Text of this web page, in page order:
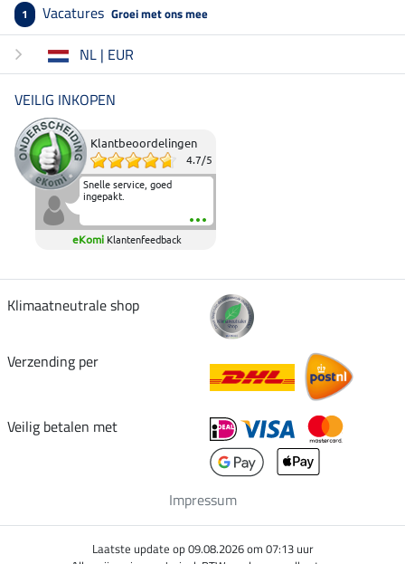
1 Vacatures Groei met ons mee
NL | EUR
VEILIG INKOPEN
Klantbeoordelingen
4.7/5
Snelle service, goed
ingepakt.
eKomi Klantenfeedback
Klimaatneutrale shop
Verzending per
Veilig betalen met
Impressum
Laatste update op 09.08.2026 om 07:13 uur